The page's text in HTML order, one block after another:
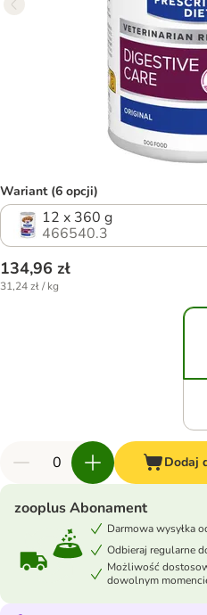
Wariant (6 opcji)
12 x 360 g
466540.3
134,96 zł
31,24 zł / kg
Dodaj
zooplus Abonament
Darmowa wysyłka
Odbieraj regularne
Możliwość
dowolnym